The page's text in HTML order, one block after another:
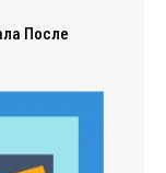
После